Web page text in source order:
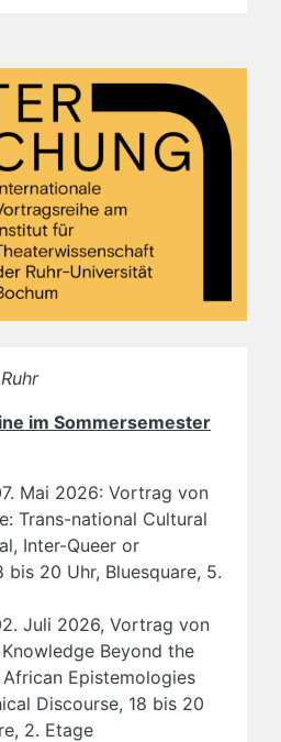
im Sommersemester
Mai 2026: Vortrag von
Trans-national Cultural
Inter-Queer or
bis 20 Uhr, Bluesquare, 5.
Juli 2026, Vortrag von
Beyond the
Epistemologies
Discourse, 18 bis 20
2. Etage